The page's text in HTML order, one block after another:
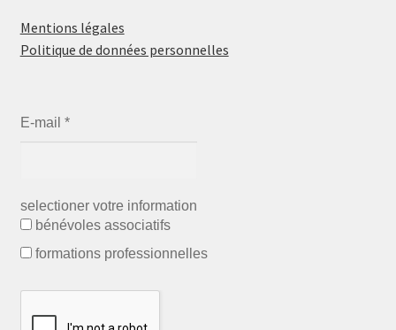
Mentions légales
Politique de données personnelles
E-mail *
selectioner votre information
bénévoles associatifs
formations professionnelles